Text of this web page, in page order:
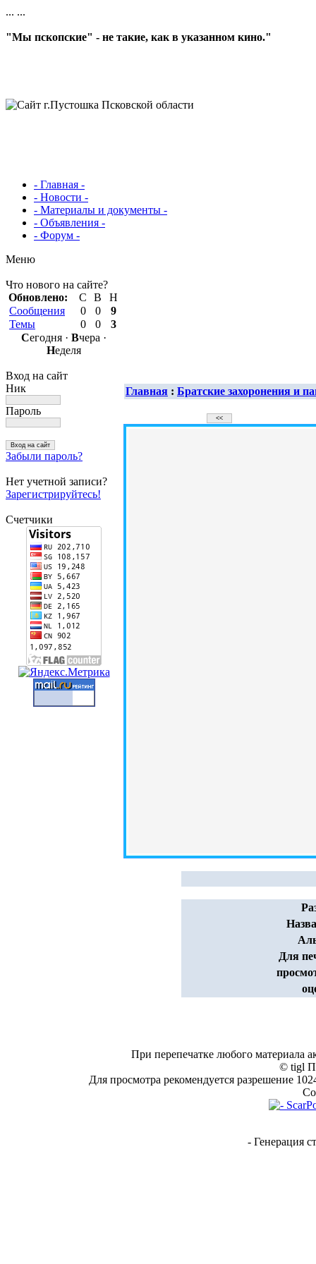
... ...
"Мы пскопские" - не такие, как в указанном кино."
- Главная -
- Новости -
- Материалы и документы -
- Объявления -
- Форум -
Меню
Что нового на сайте?
Обновлено:
С В
Н
Сообщения
0 0
9
Темы
0 0
3
Сегодня · Вчера ·
Неделя
Вход на сайт
Ник
Пароль
Забыли пароль?
Нет учетной записи?
Зарегистрируйтесь!
Счетчики
Главная : Братские захоронения и
Для
При перепечатке любого материала
© tigl
Для просмотра рекомендуется разрешение
- Генерация